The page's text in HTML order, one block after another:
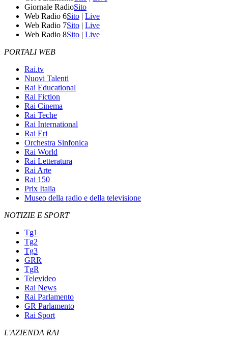
Giornale RadioSito
Web Radio 6Sito | Live
Web Radio 7Sito | Live
Web Radio 8Sito | Live
PORTALI WEB
Rai.tv
Nuovi Talenti
Rai Educational
Rai Fiction
Rai Cinema
Rai Teche
Rai International
Rai Eri
Orchestra Sinfonica
Rai World
Rai Letteratura
Rai Arte
Rai 150
Prix Italia
Museo della radio e della televisione
NOTIZIE E SPORT
Tg1
Tg2
Tg3
GRR
TgR
Televideo
Rai News
Rai Parlamento
GR Parlamento
Rai Sport
L'AZIENDA RAI